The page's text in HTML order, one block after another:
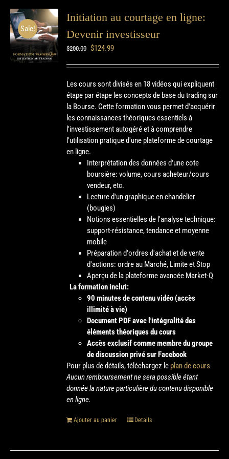
Sale!
Initiation au courtage en ligne:
Devenir investisseur
$200.00 $124.99
Les cours sont divisés en 18 vidéos qui expliquent
étape par étape les concepts de base du trading sur
la Bourse. Cette formation vous permet d'acquérir
les connaissances théoriques essentiels à
l'investissement autogéré et à comprendre
l'utilisation pratique d'une plateforme de courtage
en ligne.
Interprétation des données d'une cote
boursière: volume, cours acheteur/cours
vendeur, etc.
Lecture d'un graphique en chandelier
(bougies)
Notions essentielles de l'analyse technique:
support-résistance, tendance et moyenne
mobile
Préparation d'ordres d'achat et de vente
d'actions: ordre au Marché, Limite et Stop
Aperçu de la plateforme avancée Market-Q
La formation inclut:
90 minutes de contenu vidéo (accès
illimité à vie)
Document PDF avec l'intégralité des
éléments théoriques du cours
Accès exclusif comme membre du groupe
de discussion privé sur Facebook
Pour plus de détails, téléchargez le plan de cours
Aucun remboursement ne sera possible étant
donnée la nature particulière du contenu disponible
en ligne.
Ajouter au panier Details